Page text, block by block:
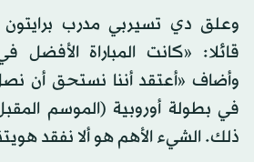
وعلق دي تسيربي مدرب برايتون
قائلا: «كانت المباراة الأفضل
وأضاف «أعتقد أننا نستحق أن
في بطولة أوروبية (الموسم
ذلك. الشيء الأهم هو ألا نفقد